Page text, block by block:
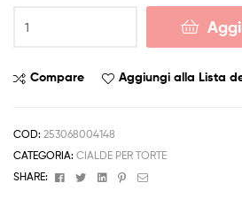
FRANKY
Torta
Zucchero
con
aggiunta
Compare Aggiungi alla Lista
COD: 253068004148
CATEGORIA: CIALDE PER TORTE
SHARE:
FacebookTwitterLinkedinPinterest
Email